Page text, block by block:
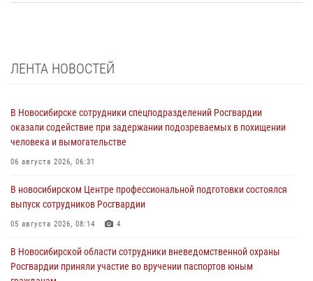
ЛЕНТА НОВОСТЕЙ
В Новосибирске сотрудники спецподразделений Росгвардии
оказали содействие при задержании подозреваемых в похищении
человека и вымогательстве
06 августа 2026, 06:31
В новосибирском Центре профессиональной подготовки состоялся
выпуск сотрудников Росгвардии
05 августа 2026, 08:14 4
В Новосибирской области сотрудники вневедомственной охраны
Росгвардии приняли участие во вручении паспортов юным